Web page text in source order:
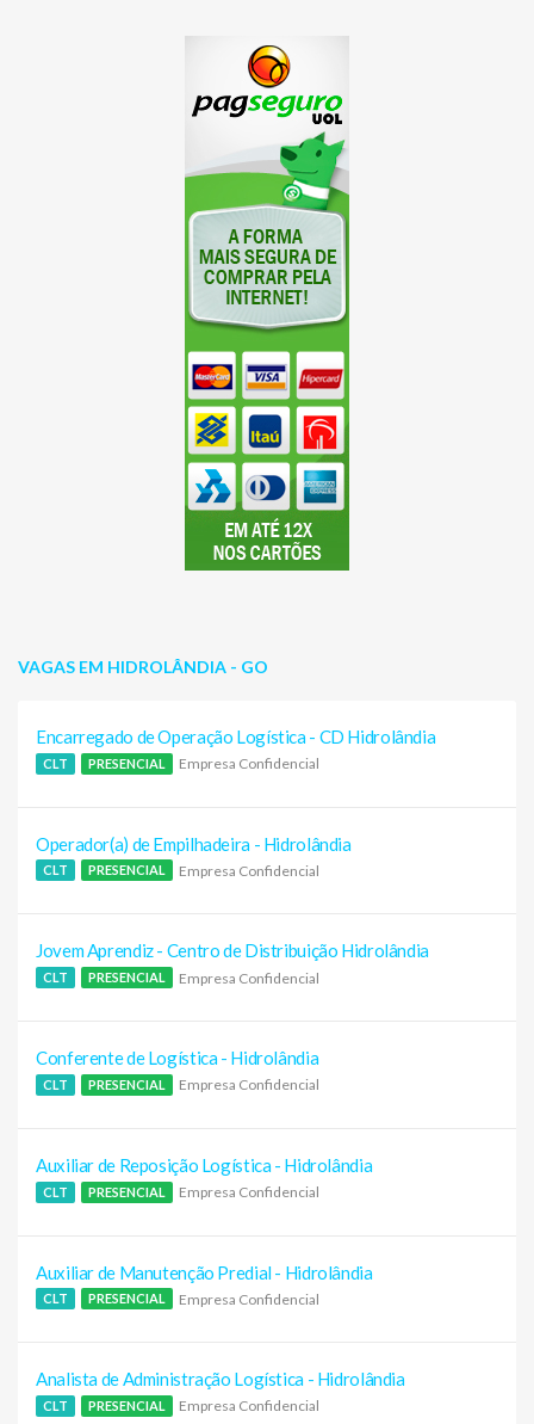
VAGAS EM HIDROLÂNDIA - GO
Encarregado de Operação Logística - CD Hidrolândia
CLT PRESENCIAL Empresa Confidencial
Operador(a) de Empilhadeira - Hidrolândia
CLT PRESENCIAL Empresa Confidencial
Jovem Aprendiz - Centro de Distribuição Hidrolândia
CLT PRESENCIAL Empresa Confidencial
Conferente de Logística - Hidrolândia
CLT PRESENCIAL Empresa Confidencial
Auxiliar de Reposição Logística - Hidrolândia
CLT PRESENCIAL Empresa Confidencial
Auxiliar de Manutenção Predial - Hidrolândia
CLT PRESENCIAL Empresa Confidencial
Analista de Administração Logística - Hidrolândia
CLT PRESENCIAL Empresa Confidencial